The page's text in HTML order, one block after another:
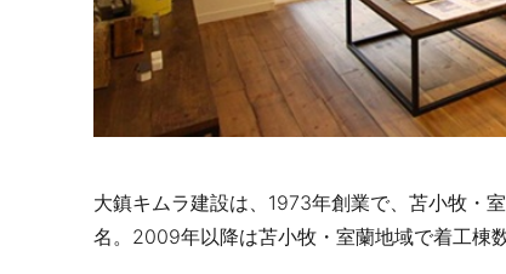
大鎮キムラ建設は、1973年創業で、苫小牧・
名。2009年以降は苫小牧・室蘭地域で着工棟